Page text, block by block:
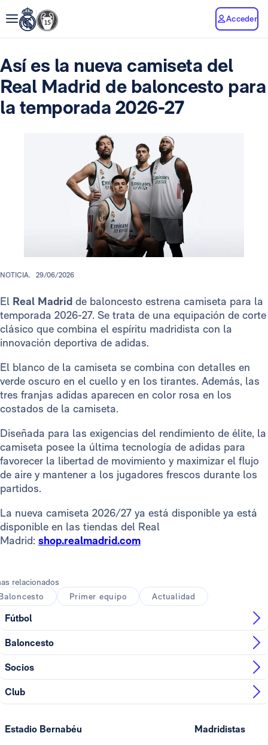
Acceder
Así es la nueva camiseta del
Real Madrid de baloncesto para
la temporada 2026-27
NOTICIA. 29/06/2026
El Real Madrid de baloncesto estrena camiseta para la
temporada 2026-27. Se trata de una equipación de corte
clásico que combina el espíritu madridista con la
innovación deportiva de adidas.
El blanco de la camiseta se combina con detalles en
verde oscuro en el cuello y en los tirantes. Además, las
tres franjas adidas aparecen en color rosa en los
costados de la camiseta.
Diseñada para las exigencias del rendimiento de élite, la
camiseta posee la última tecnología de adidas para
favorecer la libertad de movimiento y maximizar el flujo
de aire y mantener a los jugadores frescos durante los
partidos.
La nueva camiseta 2026/27 ya está disponible ya está
disponible en las tiendas del Real
Madrid: shop.realmadrid.com
relacionados
Primer equipo Actualidad
Fútbol
Baloncesto
Socios
Club
Estadio Bernabéu Madridistas